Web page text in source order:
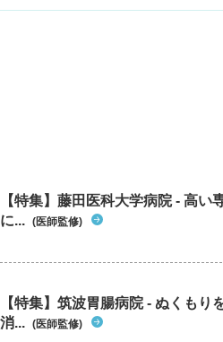
【特集】藤田医科大学病院 - 高
に... (医師監修)
【特集】筑波胃腸病院 - ぬくも
消... (医師監修)